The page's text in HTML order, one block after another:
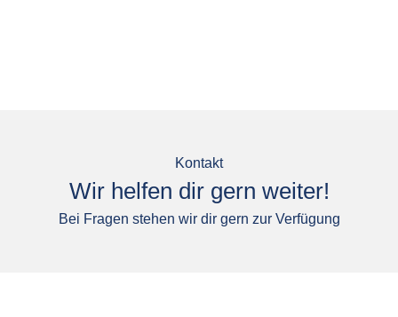
Kontakt
Wir helfen dir gern weiter!
Bei Fragen stehen wir dir gern zur Verfügung